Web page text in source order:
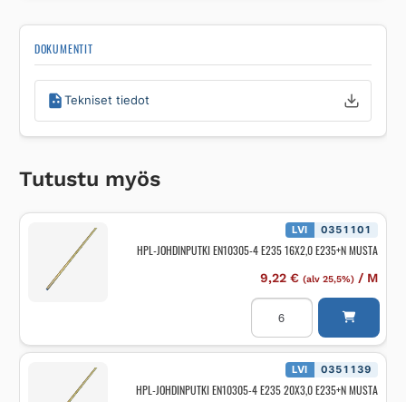
DOKUMENTIT
Tekniset tiedot
Tutustu myös
LVI 0351101
HPL-JOHDINPUTKI EN10305-4 E235 16X2,0 E235+N MUSTA
9,22 € (alv 25,5%)/ M
HPL-
JOHDINPUTKI
4
E235
16X2,0
E235+N
MUSTA
LVI 0351139
HPL-JOHDINPUTKI EN10305-4 E235 20X3,0 E235+N MUSTA